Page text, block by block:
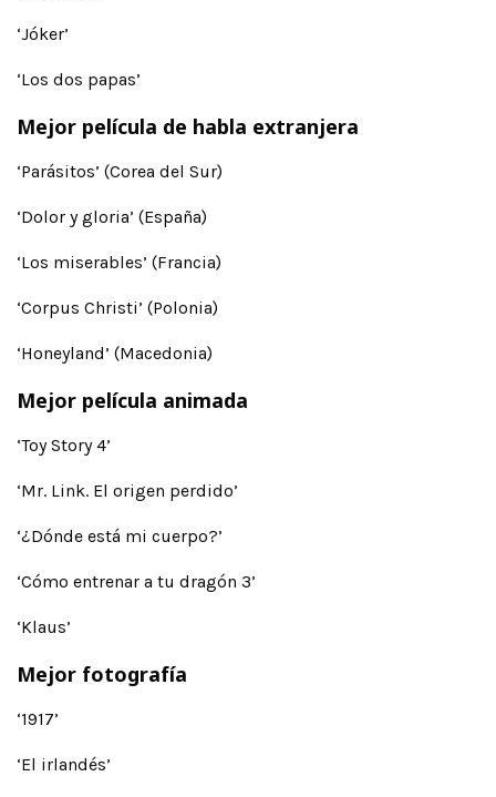
‘Jóker’
‘Los dos papas’
Mejor película de habla extranjera
‘Parásitos’ (Corea del Sur)
‘Dolor y gloria’ (España)
‘Los miserables’ (Francia)
‘Corpus Christi’ (Polonia)
‘Honeyland’ (Macedonia)
Mejor película animada
‘Toy Story 4’
‘Mr. Link. El origen perdido’
‘¿Dónde está mi cuerpo?’
‘Cómo entrenar a tu dragón 3’
‘Klaus’
Mejor fotografía
‘1917’
‘El irlandés’